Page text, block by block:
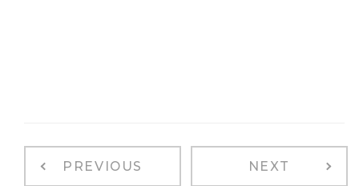
PREVIOUS NEXT